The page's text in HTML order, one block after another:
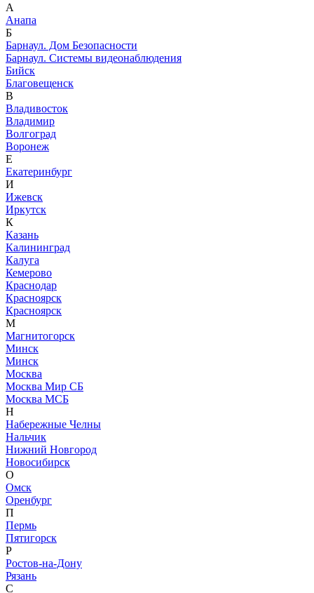
А
Анапа
Б
Барнаул. Дом Безопасности
Барнаул. Системы видеонаблюдения
Бийск
Благовещенск
В
Владивосток
Владимир
Волгоград
Воронеж
Е
Екатеринбург
И
Ижевск
Иркутск
К
Казань
Калининград
Калуга
Кемерово
Краснодар
Красноярск
Красноярск
М
Магнитогорск
Минск
Минск
Москва
Москва Мир СБ
Москва МСБ
Н
Набережные Челны
Нальчик
Нижний Новгород
Новосибирск
О
Омск
Оренбург
П
Пермь
Пятигорск
Р
Ростов-на-Дону
Рязань
С